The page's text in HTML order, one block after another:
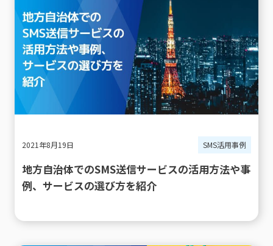
2021年8月19日 SMS活用事例
地方自治体でのSMS送信サービスの活用方法や事
例、サービスの選び方を紹介